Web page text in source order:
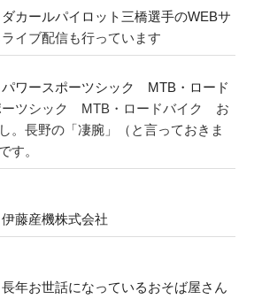
ダカールパイロット三橋選手のWEBサ
イブ配信も行っています
パワースポーツシック MTB・ロード
ーツシック MTB・ロードバイク お
。長野の「凄腕」（と言っておきま
す。
伊藤産機株式会社
長年お世話になっているおそば屋さん